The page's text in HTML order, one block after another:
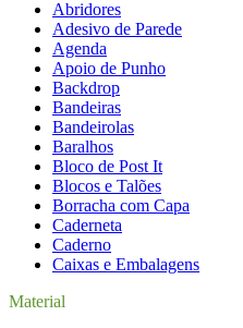
Abridores
Adesivo de Parede
Agenda
Apoio de Punho
Backdrop
Bandeiras
Bandeirolas
Baralhos
Bloco de Post It
Blocos e Talões
Borracha com Capa
Caderneta
Caderno
Caixas e Embalagens
Material